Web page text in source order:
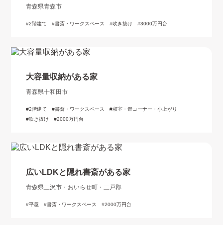
青森県青森市
2階建て 書斎・ワークスペース 吹き抜け 3000万円台
大容量収納がある家
青森県十和田市
2階建て 書斎・ワークスペース
和室・畳コーナー・小上がり
吹き抜け
2000万円台
広いLDKと隠れ書斎がある家
青森県三沢市・おいらせ町・三戸郡
平屋 書斎・ワークスペース 2000万円台